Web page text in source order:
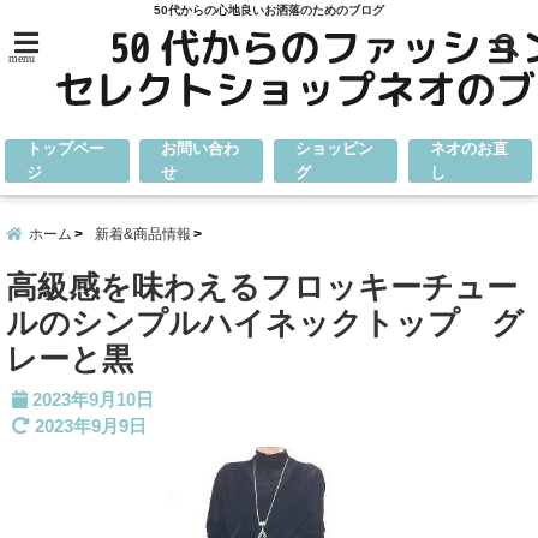
50代からの心地良いお洒落のためのブログ
menu
トップペー
ジ
お問い合わ
せ
ショッピン
グ
ネオのお直
し
ホーム 新着&商品情報
高級感を味わえるフロッキーチュー
ルのシンプルハイネックトップ グ
レーと黒
2023年9月10日
2023年9月9日